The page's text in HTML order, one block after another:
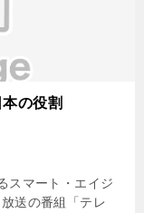
の役割
スマート・エイジ
送の番組「テレ